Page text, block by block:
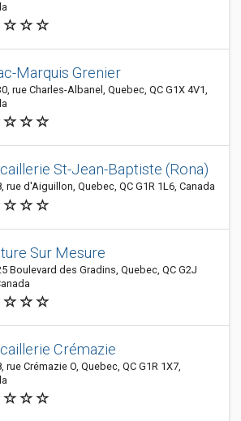
Marquis Grenier
rue Charles-Albanel, Quebec, QC G1X 4V1,
St-Jean-Baptiste (Rona)
rue d'Aiguillon, Quebec, QC G1R 1L6, Canada
Sur Mesure
Boulevard des Gradins, Quebec, QC G2J
Crémazie
rue Crémazie O, Quebec, QC G1R 1X7,